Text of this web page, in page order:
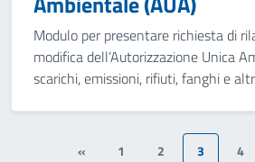
Modulo per presentare richiesta di
modifica dell’Autorizzazione Unica
scarichi, emissioni, rifiuti, fanghi e
« 1 2 3 4